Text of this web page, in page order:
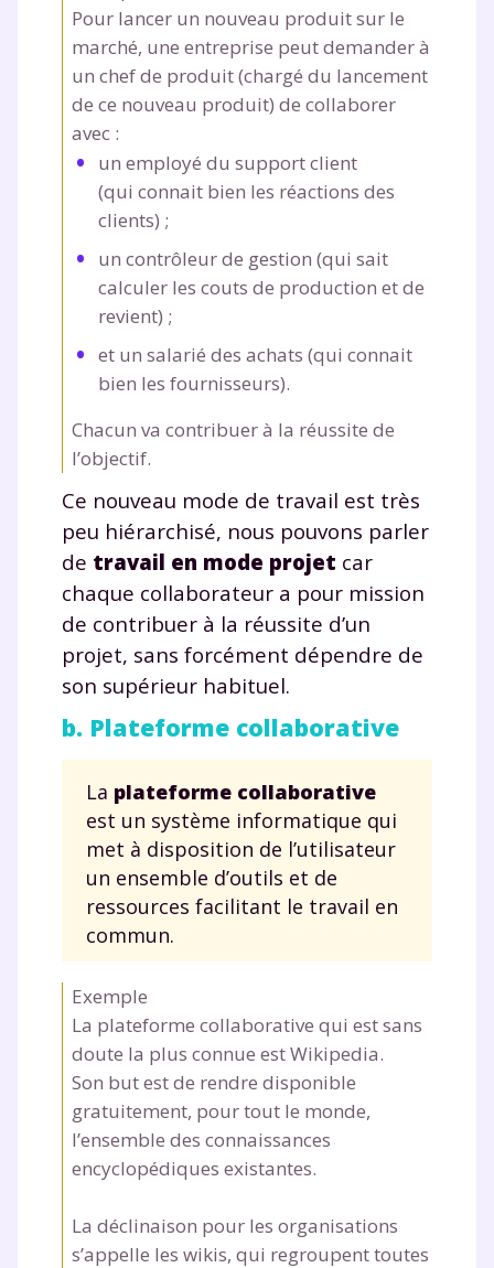
Pour lancer un nouveau produit sur le
marché, une entreprise peut demander à
un chef de produit (chargé du lancement
de ce nouveau produit) de collaborer
avec :
un employé du support client
(qui connait bien les réactions des
clients) ;
un contrôleur de gestion (qui sait
calculer les couts de production et de
revient) ;
et un salarié des achats (qui connait
bien les fournisseurs).
Chacun va contribuer à la réussite de
l’objectif.
Ce nouveau mode de travail est très
peu hiérarchisé, nous pouvons parler
de travail en mode projet car
chaque collaborateur a pour mission
de contribuer à la réussite d’un
projet, sans forcément dépendre de
son supérieur habituel.
b. Plateforme collaborative
La plateforme collaborative
est un système informatique qui
met à disposition de l’utilisateur
un ensemble d’outils et de
ressources facilitant le travail en
commun.
Exemple
La plateforme collaborative qui est sans
doute la plus connue est Wikipedia.
Son but est de rendre disponible
gratuitement, pour tout le monde,
l’ensemble des connaissances
encyclopédiques existantes.
La déclinaison pour les organisations
s’appelle les wikis, qui regroupent toutes